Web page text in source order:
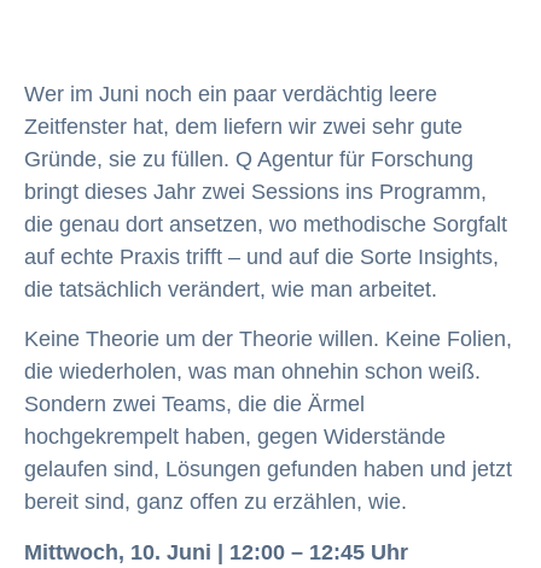
Wer im Juni noch ein paar verdächtig leere
Zeitfenster hat, dem liefern wir zwei sehr gute
Gründe, sie zu füllen. Q Agentur für Forschung
bringt dieses Jahr zwei Sessions ins Programm,
die genau dort ansetzen, wo methodische Sorgfalt
auf echte Praxis trifft – und auf die Sorte Insights,
die tatsächlich verändert, wie man arbeitet.
Keine Theorie um der Theorie willen. Keine Folien,
die wiederholen, was man ohnehin schon weiß.
Sondern zwei Teams, die die Ärmel
hochgekrempelt haben, gegen Widerstände
gelaufen sind, Lösungen gefunden haben und jetzt
bereit sind, ganz offen zu erzählen, wie.
Mittwoch, 10. Juni | 12:00 – 12:45 Uhr